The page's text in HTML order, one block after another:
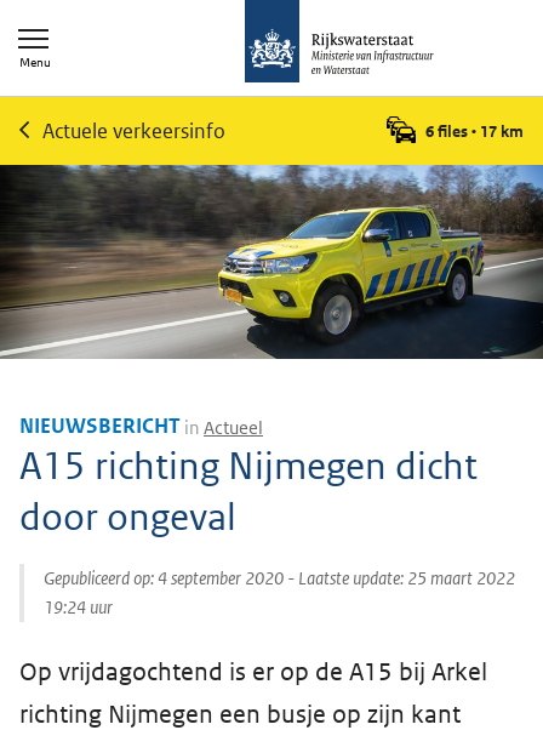
Menu
Actuele verkeersinfo 6 files• 17 km
NIEUWSBERICHT in Actueel
A15 richting Nijmegen dicht
door ongeval
Gepubliceerd op: 4 september 2020 - Laatste update: 25 maart 2022
19:24 uur
Op vrijdagochtend is er op de A15 bij Arkel
richting Nijmegen een busje op zijn kant